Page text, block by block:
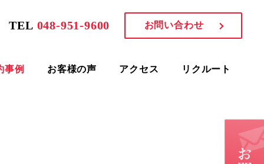
TEL 048-951-9600 お問い合わせ
事例 お客様の声 アクセス リクルート